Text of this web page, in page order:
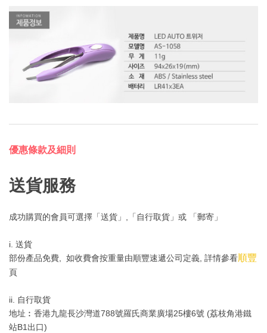
優惠條款及細則
送貨服務
成功購買的會員可選擇「送貨」,「自行取貨」或 「郵寄」
i. 送貨
部份產品免費, 如收費會按重量由順豐速遞公司定義, 詳情參看順豐
頁
ii. 自行取貨
地址︰香港九龍長沙灣道788號羅氏商業廣場25樓6號 (荔枝角港鐵
站B1出口)